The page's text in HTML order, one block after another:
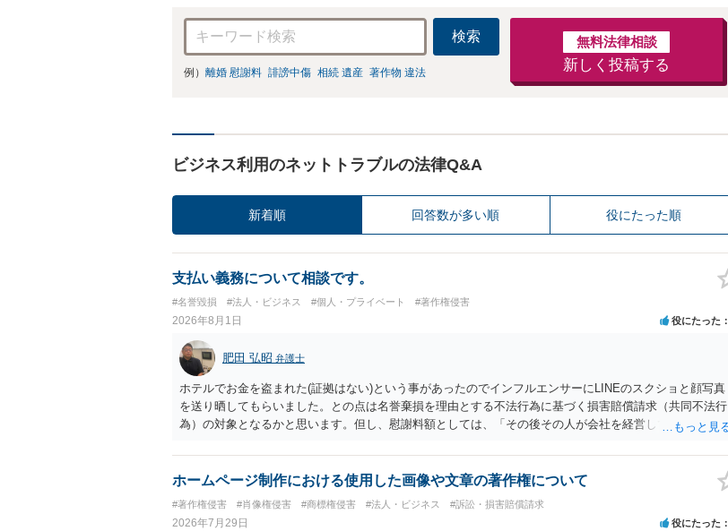
検索
例） 離婚 慰謝料 誹謗中傷 相続 遺産 著作物 違法
無料法律相談
新しく投稿する
ビジネス利用のネットトラブルの法律Q&A
新着順 回答数が多い順 役にたった順
支払い義務について相談です。
#名誉毀損 #法人・ビジネス #個人・プライベート #著作権侵害
2026年8月1日 役にたった
肥田 弘昭 弁護士
ホテルでお金を盗まれた(証拠はない)という事があったのでインフルエンサーにLINEのスクショと顔写真
を送り晒してもらいました。との点は名誉棄損を理由とする不法行為に基づく損害賠償請求（共同不法行
為）の対象となるかと思います。但し、慰謝料額としては、「その後その人が会社を経営しているようで
の計算がすべて損害とならないかと思いますので、損害額で争っても良いかと思います。ご参考にしてく
ださい。
ホームページ制作における使用した画像や文章の著作権について
#著作権侵害 #肖像権侵害 #商標権侵害 #法人・ビジネス #訴訟・損害賠償請求
2026年7月29日 役にたった